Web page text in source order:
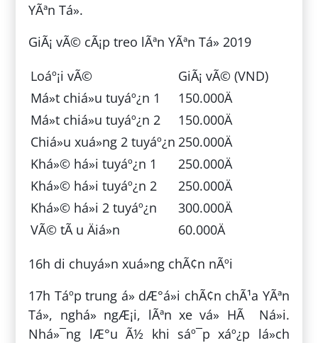
YÃªn Tá»­.
GiÃ¡ vÃ© cÃ¡p treo lÃªn YÃªn Tá»­ 2019
Loáº¡i vÃ©
GiÃ¡ vÃ© (VND)
Má»t chiá»u tuyáº¿n 1
150.000Ä
Má»t chiá»u tuyáº¿n 2
150.000Ä
Chiá»u xuá»ng 2 tuyáº¿n 250.000Ä
Khá»© há»i tuyáº¿n 1
250.000Ä
Khá»© há»i tuyáº¿n 2
250.000Ä
Khá»© há»i 2 tuyáº¿n
300.000Ä
VÃ© tÃ u Äiá»n
60.000Ä
16h di chuyá»n xuá»ng chÃ¢n nÃºi
17h Táº­p trung á» dÆ°á»i chÃ¢n chÃ¹a YÃªn
Tá»­, nghá» ngÆ¡i, lÃªn xe vá» HÃ Ná»i.
Nhá»¯ng lÆ°u Ã½ khi sáº¯p xáº¿p lá»ch